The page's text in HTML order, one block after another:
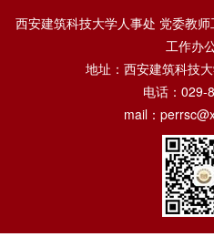
西安建筑科技大学人事处 党委教
工作办
地址：西安建筑科技
电话：029-
mail：